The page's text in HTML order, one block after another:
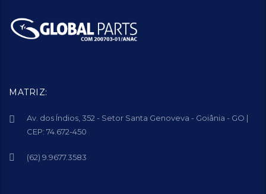
MATRIZ:
Av. dos Índios, 352 - Setor Santa Genoveva - Goiânia - GO |
CEP: 74.672-450
(62) 9.9677.3583